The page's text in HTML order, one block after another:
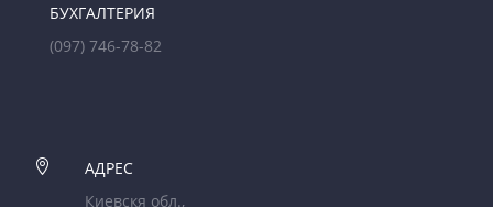
БУХГАЛТЕРИЯ
(097) 746-78-82

АДРЕС
Киевскя обл.,